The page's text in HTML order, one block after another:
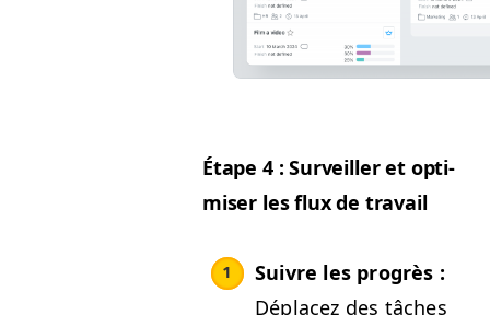
Étape 4 : Sur­veiller et opti­
miser les flux de travail
Suiv­re les pro­grès :
Déplacez des tâch­es